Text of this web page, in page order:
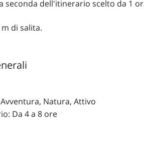
seconda dell'itinerario scelto da 1
di salita.
Natura, Attivo
Da 4 a 8 ore